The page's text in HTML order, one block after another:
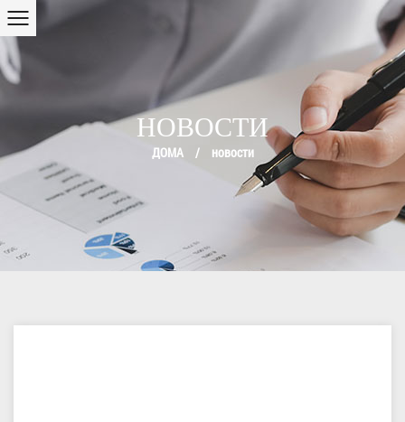
НОВОСТИ
ДОМА / новости